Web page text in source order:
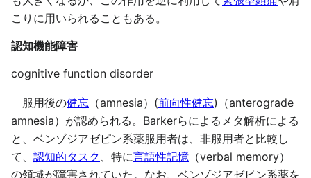
こりに用いられることもある。
認知機能障害
cognitive function disorder
服用後の健忘 （amnesia）(前向性健忘)（anterograde
amnesia）が認められる。Barkerらによるメタ解析による
と、ベンゾジアゼピン系薬服用者は、非服用者と比較し
て、 認知的タスク 、特に言語性記憶 （verbal memory）
の領域が障害されていた。なお、ベンゾジアゼピン系薬を